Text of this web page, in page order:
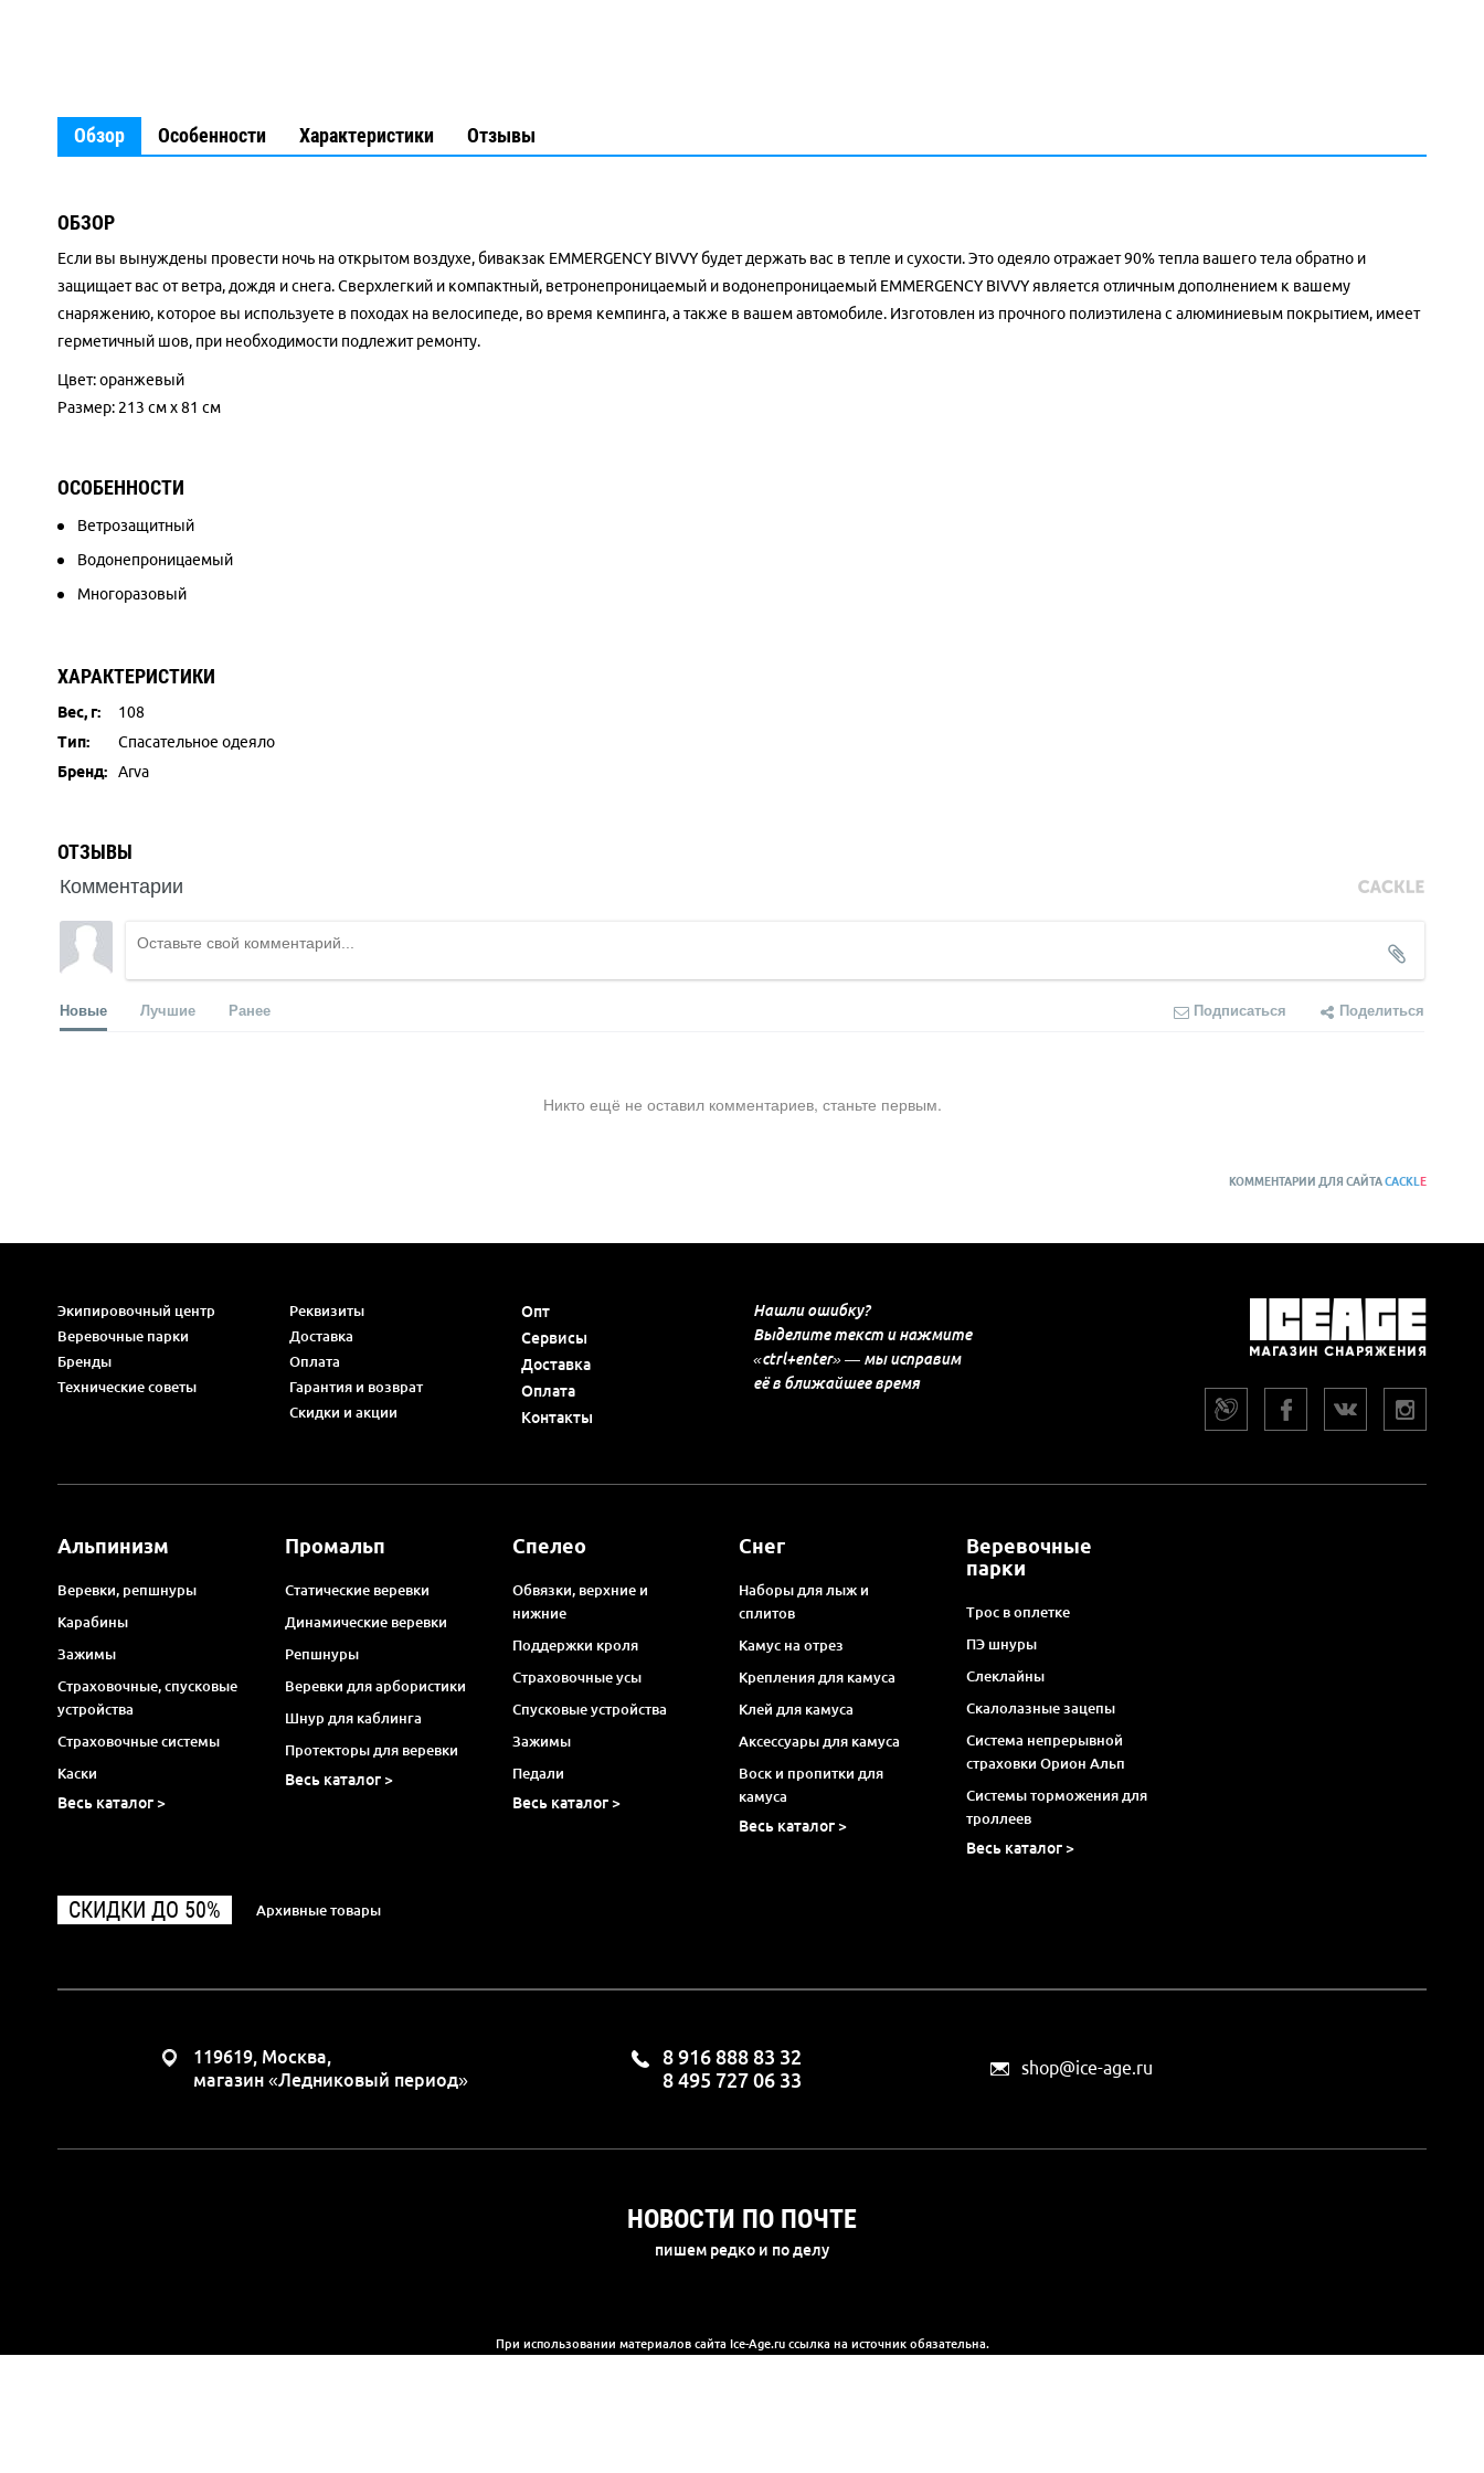
Обзор Особенности Характеристики Отзывы
ОБЗОР
Если вы вынуждены провести ночь на открытом воздухе, бивакзак EMMERGENCY BIVVY будет держать вас в тепле и сухости. Это одеяло отражает 90% тепла вашего тела обратно и
защищает вас от ветра, дождя и снега. Сверхлегкий и компактный, ветронепроницаемый и водонепроницаемый EMMERGENCY BIVVY является отличным дополнением к вашему
снаряжению, которое вы используете в походах на велосипеде, во время кемпинга, а также в вашем автомобиле. Изготовлен из прочного полиэтилена с алюминиевым покрытием, имеет
герметичный шов, при необходимости подлежит ремонту.
Цвет: оранжевый
Размер: 213 см х 81 см
ОСОБЕННОСТИ
Ветрозащитный
Водонепроницаемый
Многоразовый
ХАРАКТЕРИСТИКИ
Вес, г:
108
Тип:
Спасательное одеяло
Бренд:
Arva
ОТЗЫВЫ
Комментарии
Новые Лучшие Ранее Подписаться Поделиться
Никто ещё не оставил комментариев, станьте первым.
КОММЕНТАРИИ ДЛЯ САЙТАCACKL E
Экипировочный центр
Веревочные парки
Бренды
Технические советы
Реквизиты
Доставка
Оплата
Гарантия и возврат
Скидки и акции
Опт
Сервисы
Доставка
Оплата
Контакты
Нашли ошибку?
Выделите текст и нажмите
«ctrl+enter» — мы исправим
её в ближайшее время
Альпинизм
Веревки, репшнуры
Карабины
Зажимы
Страховочные, спусковые
устройства
Страховочные системы
Каски
Весь каталог >
Промальп
Статические веревки
Динамические веревки
Репшнуры
Веревки для арбористики
Шнур для каблинга
Протекторы для веревки
Весь каталог >
Спелео
Обвязки, верхние и
нижние
Поддержки кроля
Страховочные усы
Спусковые устройства
Зажимы
Педали
Весь каталог >
Снег
Наборы для лыж и
сплитов
Камус на отрез
Крепления для камуса
Клей для камуса
Аксессуары для камуса
Воск и пропитки для
камуса
Весь каталог >
Веревочные
парки
Трос в оплетке
ПЭ шнуры
Слеклайны
Скалолазные зацепы
Система непрерывной
страховки Орион Альп
Системы торможения для
троллеев
Весь каталог >
СКИДКИ ДО 50% Архивные товары
119619, Москва,
магазин «Ледниковый период»
8 916 888 83 32
8 495 727 06 33
shop@ice-age.ru
НОВОСТИ ПО ПОЧТЕ
пишем редко и по делу
При использовании материалов сайта Ice-Age.ru ссылка на источник обязательна.